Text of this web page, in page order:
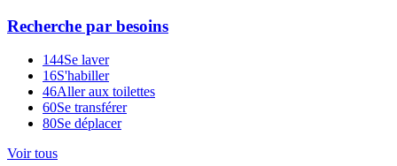
Recherche par besoins
144Se laver
16S'habiller
46Aller aux toilettes
60Se transférer
80Se déplacer
Voir tous